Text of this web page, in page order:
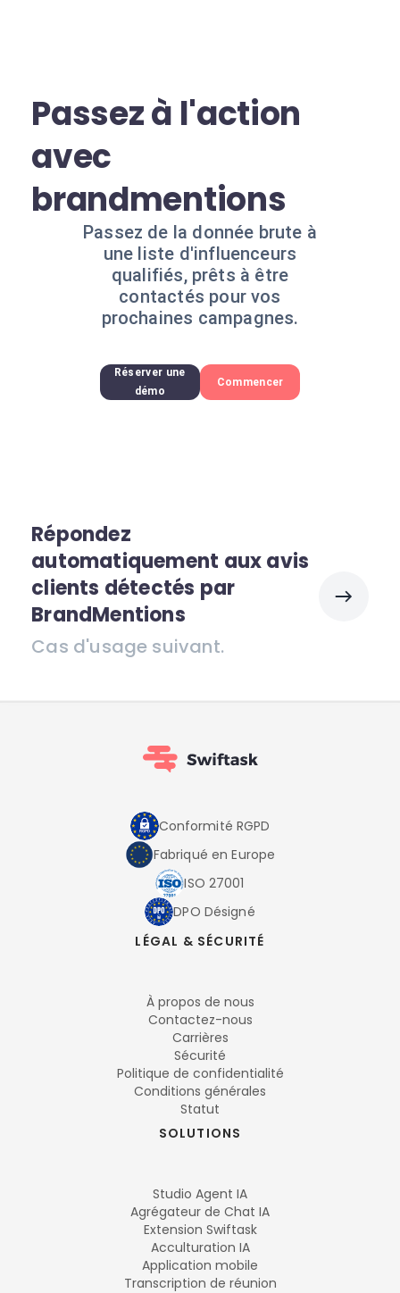
Passez à l'action
avec
brandmentions
Passez de la donnée brute à
une liste d'influenceurs
qualifiés, prêts à être
contactés pour vos
prochaines campagnes.
Réserver une
démo
Commencer
Répondez
automatiquement aux avis
clients détectés par
BrandMentions
Cas d'usage suivant.
Conformité RGPD
Fabriqué en Europe
ISO 27001
DPO Désigné
LÉGAL & SÉCURITÉ
À propos de nous
Contactez-nous
Carrières
Sécurité
Politique de confidentialité
Conditions générales
Statut
SOLUTIONS
Studio Agent IA
Agrégateur de Chat IA
Extension Swiftask
Acculturation IA
Application mobile
Transcription de réunion